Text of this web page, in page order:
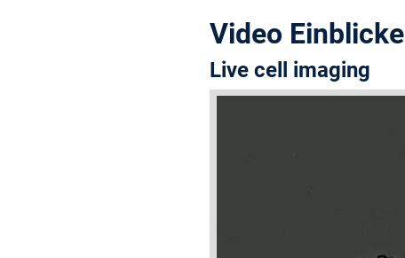
Video Einblicke
Live cell imaging